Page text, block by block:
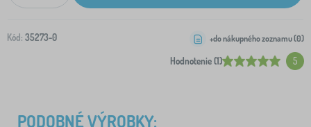
Kód: 35273-0
Hodnotenie (1) 5
+do nákupného zoznamu (0)
PODOBNÉ VÝROBKY: